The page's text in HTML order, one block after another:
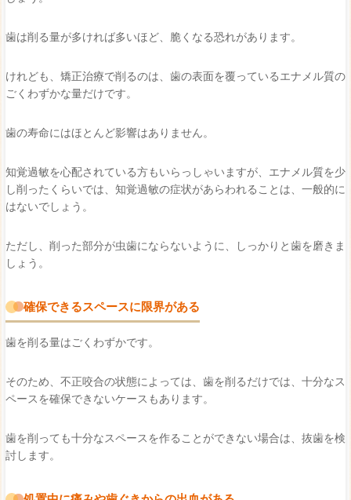
歯は削る量が多ければ多いほど、脆くなる恐れがあります。
けれども、矯正治療で削るのは、歯の表面を覆っているエナメル質の
ごくわずかな量だけです。
歯の寿命にはほとんど影響はありません。
知覚過敏を心配されている方もいらっしゃいますが、エナメル質を少
し削ったくらいでは、知覚過敏の症状があらわれることは、一般的に
はないでしょう。
ただし、削った部分が虫歯にならないように、しっかりと歯を磨きま
しょう。
確保できるスペースに限界がある
歯を削る量はごくわずかです。
そのため、不正咬合の状態によっては、歯を削るだけでは、十分なス
ペースを確保できないケースもあります。
歯を削っても十分なスペースを作ることができない場合は、抜歯を検
討します。